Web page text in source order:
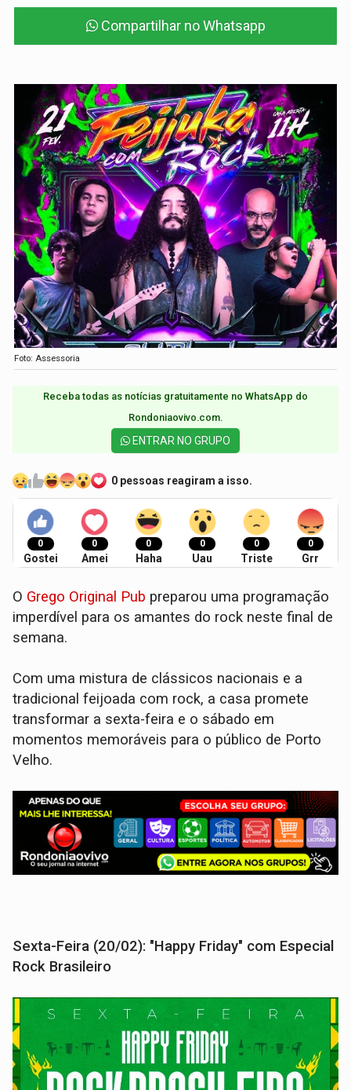
Compartilhar no Whatsapp
Foto: Assessoria
Receba todas as notícias gratuitamente no WhatsApp do
Rondoniaovivo.com.​
ENTRAR NO GRUPO
0 pessoas reagiram a isso.
0
Gostei
0
Amei
0
Haha
0
Uau
0
Triste
0
Grr
O Grego Original Pub preparou uma programação
imperdível para os amantes do rock neste final de
semana.
Com uma mistura de clássicos nacionais e a
tradicional feijoada com rock, a casa promete
transformar a sexta-feira e o sábado em
momentos memoráveis para o público de Porto
Velho.
Sexta-Feira (20/02): "Happy Friday" com Especial
Rock Brasileiro